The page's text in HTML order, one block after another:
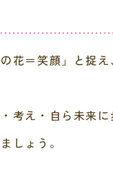
花＝笑顔」と捉
考え・自ら未来
しょう。